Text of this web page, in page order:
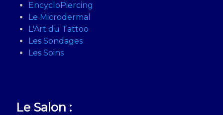
EncycloPiercing
Le Microdermal
L'Art du Tattoo
Les Sondages
Les Soins
Le Salon :